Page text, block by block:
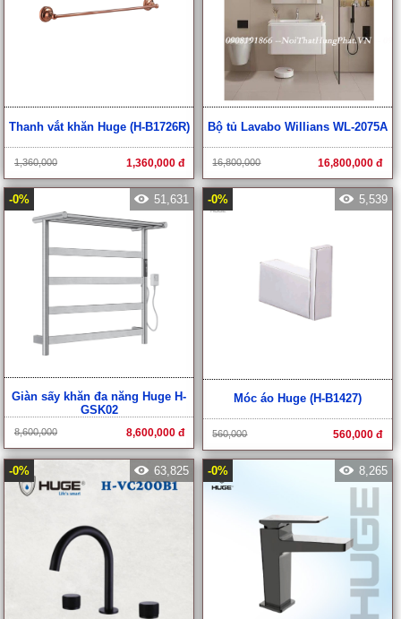
Thanh vắt khăn Huge (H-B1726R)
1,360,000 1,360,000 đ
Bộ tủ Lavabo Willians WL-2075A
16,800,000 16,800,000 đ
-0% 51,631
Giàn sấy khăn đa năng Huge H-
GSK02
8,600,000 8,600,000 đ
-0% 5,539
Móc áo Huge (H-B1427)
560,000 560,000 đ
-0% 63,825 -0% 8,265